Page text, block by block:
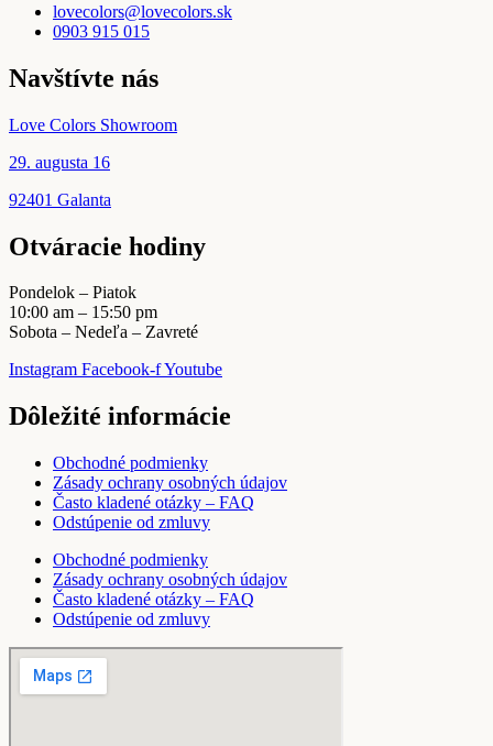
lovecolors@lovecolors.sk
0903 915 015
Navštívte nás
Love Colors Showroom
29. augusta 16
92401 Galanta
Otváracie hodiny
Pondelok – Piatok
10:00 am – 15:50 pm
Sobota – Nedeľa – Zavreté
Instagram Facebook-fYoutube
Dôležité informácie
Obchodné podmienky
Zásady ochrany osobných údajov
Často kladené otázky – FAQ
Odstúpenie od zmluvy
Obchodné podmienky
Zásady ochrany osobných údajov
Často kladené otázky – FAQ
Odstúpenie od zmluvy